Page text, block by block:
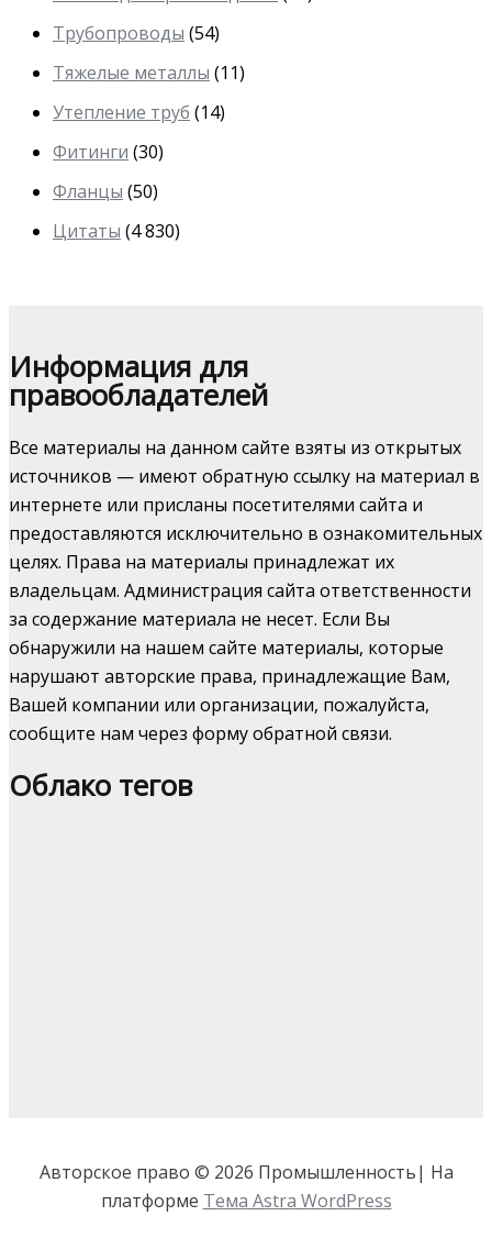
Трубопроводы (54)
Тяжелые металлы (11)
Утепление труб (14)
Фитинги (30)
Фланцы (50)
Цитаты (4 830)
Информация для
правообладателей
Все материалы на данном сайте взяты из открытых
источников — имеют обратную ссылку на материал в
интернете или присланы посетителями сайта и
предоставляются исключительно в ознакомительных
целях. Права на материалы принадлежат их
владельцам. Администрация сайта ответственности
за содержание материала не несет. Если Вы
обнаружили на нашем сайте материалы, которые
нарушают авторские права, принадлежащие Вам,
Вашей компании или организации, пожалуйста,
сообщите нам через форму обратной связи.
Облако тегов
Авторское право © 2026 Промышленность| На
платформе Тема Astra WordPress